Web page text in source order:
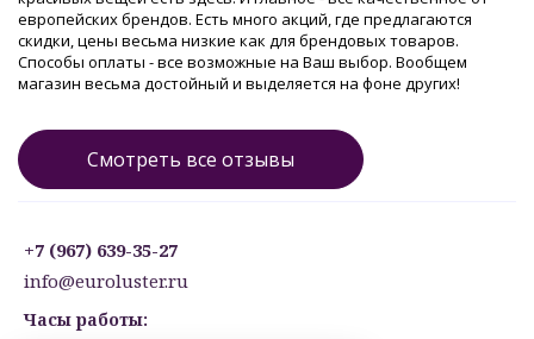
европейских брендов. Есть много акций, где предлагаются
скидки, цены весьма низкие как для брендовых товаров.
Способы оплаты - все возможные на Ваш выбор. Вообщем
магазин весьма достойный и выделяется на фоне других!
Смотреть все отзывы
+7 (967) 639-35-27
info@euroluster.ru
Часы работы: